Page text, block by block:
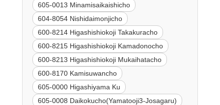
605-0013 Minamisaikaishicho
604-8054 Nishidaimonjicho
600-8214 Higashishiokoji Takakuracho
600-8215 Higashishiokoji Kamadonocho
600-8213 Higashishiokoji Mukaihatacho
600-8170 Kamisuwancho
605-0000 Higashiyama Ku
605-0008 Daikokucho(Yamatooji3-Josagaru)